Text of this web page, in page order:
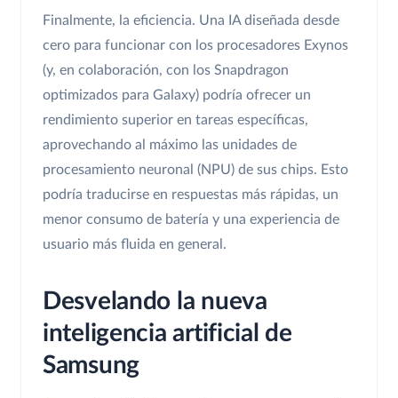
Finalmente, la eficiencia. Una IA diseñada desde
cero para funcionar con los procesadores Exynos
(y, en colaboración, con los Snapdragon
optimizados para Galaxy) podría ofrecer un
rendimiento superior en tareas específicas,
aprovechando al máximo las unidades de
procesamiento neuronal (NPU) de sus chips. Esto
podría traducirse en respuestas más rápidas, un
menor consumo de batería y una experiencia de
usuario más fluida en general.
Desvelando la nueva
inteligencia artificial de
Samsung